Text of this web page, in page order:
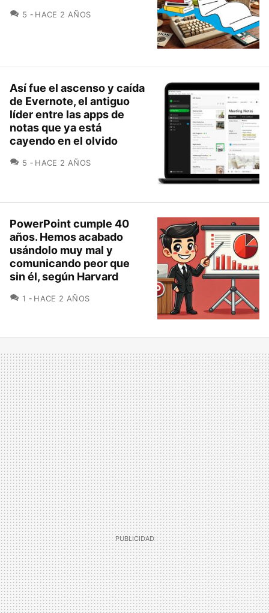
5 COMENTARIOS
HACE 2 AÑOS
Así fue el ascenso y caída
de Evernote, el antiguo
líder entre las apps de
notas que ya está
cayendo en el olvido
5 COMENTARIOS
HACE 2 AÑOS
PowerPoint cumple 40
años. Hemos acabado
usándolo muy mal y
comunicando peor que
sin él, según Harvard
1 COMENTARIOS
HACE 2 AÑOS